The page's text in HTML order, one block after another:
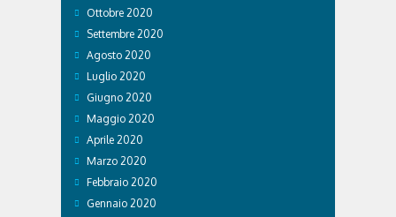
Ottobre 2020
Settembre 2020
Agosto 2020
Luglio 2020
Giugno 2020
Maggio 2020
Aprile 2020
Marzo 2020
Febbraio 2020
Gennaio 2020